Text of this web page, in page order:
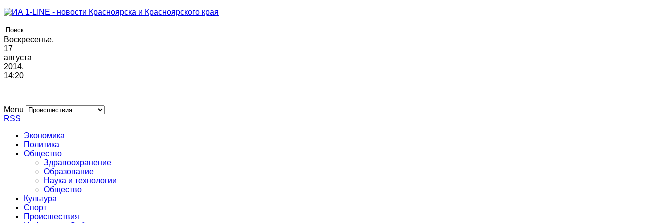
Воскресенье,
17
августа
2014,
14:20
Menu
RSS
Экономика
Политика
Общество
Здравоохранение
Образование
Наука и технологии
Общество
Культура
Спорт
Происшествия